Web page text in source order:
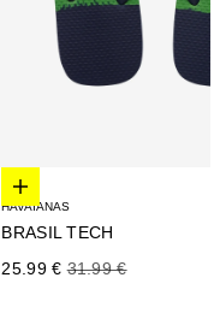
Elige opciones
HAVAIANAS
BRASIL TECH
Precio de oferta
25.99 €Precio normal
31.99 €